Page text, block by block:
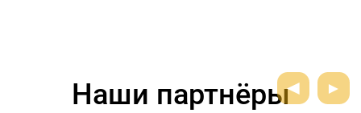
Наши партнёры